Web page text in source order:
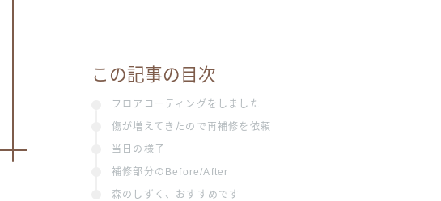
この記事の目次
フロアコーティングをしました
傷が増えてきたので再補修を依頼
当日の様子
補修部分のBefore/After
森のしずく、おすすめです